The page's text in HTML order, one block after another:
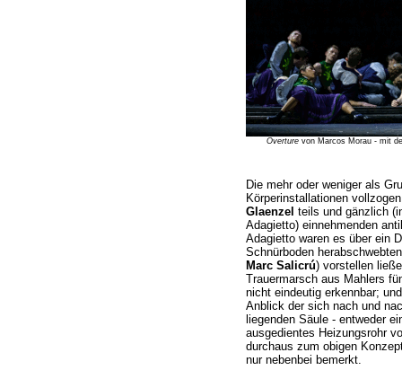
Overture von Marcos Morau - mit
Die mehr oder weniger als
Körperinstallationen
Glaenzel teils und gänzlich
Adagietto) einnehmenden
Adagietto waren es über ein
Schnürboden
Marc Salicrú) vorstellen
Trauermarsch aus Mahlers
nicht eindeutig erkennbar;
Anblick der sich nach und
liegenden Säule - entweder
ausgedientes Heizungsrohr
durchaus zum obigen
nur nebenbei bemerkt.